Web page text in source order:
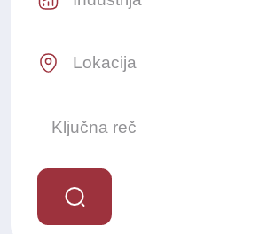
Location Select